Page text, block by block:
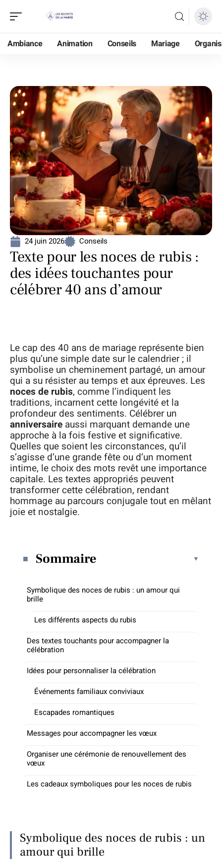
Ambiance Animation Conseils Mariage
24 juin 2026 Conseils
Texte pour les noces de rubis :
des idées touchantes pour
célébrer 40 ans d’amour
Le cap des 40 ans de mariage représente bien
plus qu’une simple date sur le calendrier ; il
symbolise un cheminement partagé, un amour
qui a su résister au temps et aux épreuves. Les
noces de rubis, comme l’indiquent les
traditions, incarnent cette longévité et la
profondeur des sentiments. Célébrer un
anniversaire aussi marquant demande une
approche à la fois festive et significative.
Quelles que soient les circonstances, qu’il
s’agisse d’une grande fête ou d’un moment
intime, le choix des mots revêt une importance
capitale. Les textes appropriés peuvent
transformer cette célébration, rendant
hommage au parcours conjugale tout en mêlant
joie et nostalgie.
Sommaire
Symbolique des noces de rubis : un amour qui
brille
Les différents aspects du rubis
Des textes touchants pour accompagner la
célébration
Idées pour personnaliser la célébration
Événements familiaux conviviaux
Escapades romantiques
Messages pour accompagner les vœux
Organiser une cérémonie de renouvellement des
vœux
Les cadeaux symboliques pour les noces de rubis
Symbolique des noces de rubis : un
amour qui brille